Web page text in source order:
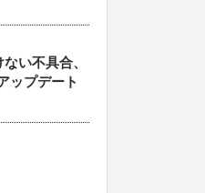
い不具合、
ップデート